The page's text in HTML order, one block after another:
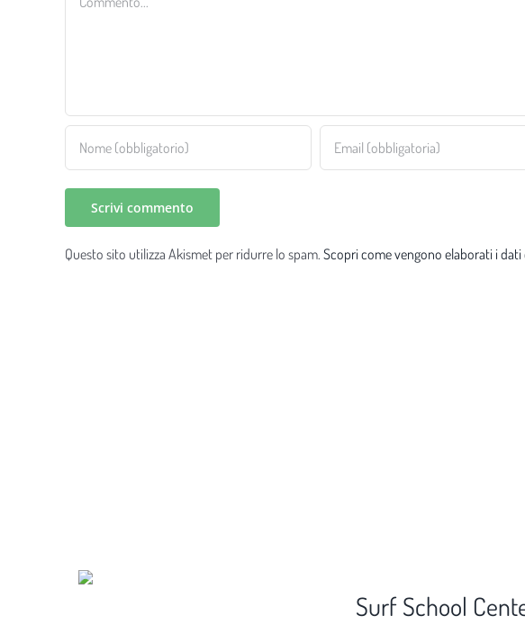
Questo sito utilizza Akismet per ridurre lo spam. Scopri come vengono elaborati i
Surf School